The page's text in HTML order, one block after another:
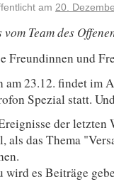
am 20.
vom Team des
Freundinnen und
am 23.12. findet im
Spezial statt.
der letzten
als das Thema
wird es Beiträge